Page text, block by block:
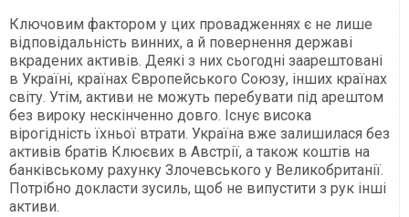
Ключовим фактором у цих провадженнях є не лише
відповідальність винних, а й повернення державі
вкрадених активів. Деякі з них сьогодні заарештовані
в Україні, країнах Європейського Союзу, інших країнах
світу. Утім, активи не можуть перебувати під арештом
без вироку нескінченно довго. Існує висока
вірогідність їхньої втрати. Україна вже залишилася без
активів братів Клюєвих в Австрії, а також коштів на
банківському рахунку Злочевського у Великобританії.
Потрібно докласти зусиль, щоб не випустити з рук інші
активи.